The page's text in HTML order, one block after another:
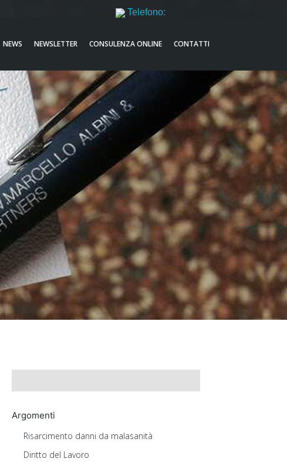
Telefono:
NEWS NEWSLETTER CONSULENZA ONLINE CONTATTI
Argomenti
Risarcimento danni da malasanità
Diritto del Lavoro